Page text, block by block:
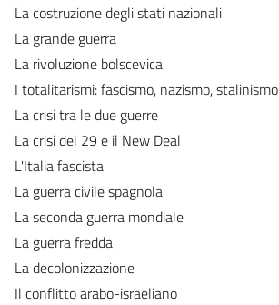
La costruzione degli stati nazionali
La grande guerra
La rivoluzione bolscevica
I totalitarismi: fascismo, nazismo, stalinismo
La crisi tra le due guerre
La crisi del 29 e il New Deal
L'Italia fascista
La guerra civile spagnola
La seconda guerra mondiale
La guerra fredda
La decolonizzazione
Il conflitto arabo-israeliano